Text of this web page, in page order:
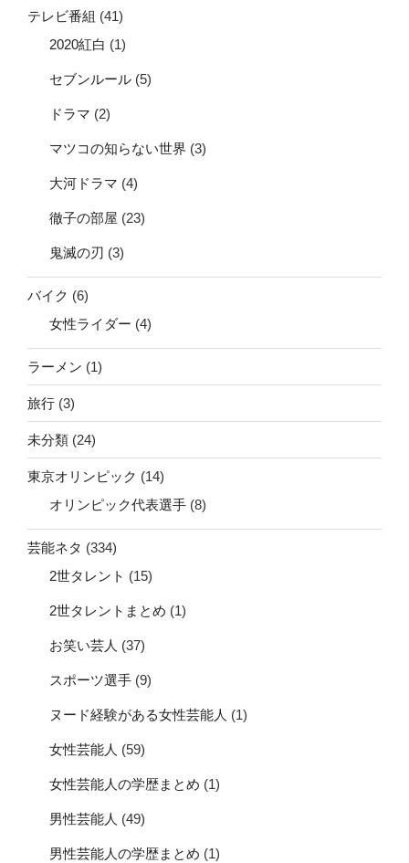
テレビ番組 (41)
2020紅白 (1)
セブンルール (5)
ドラマ (2)
マツコの知らない世界 (3)
大河ドラマ (4)
徹子の部屋 (23)
鬼滅の刃 (3)
バイク (6)
女性ライダー (4)
ラーメン (1)
旅行 (3)
未分類 (24)
東京オリンピック (14)
オリンピック代表選手 (8)
芸能ネタ (334)
2世タレント (15)
2世タレントまとめ (1)
お笑い芸人 (37)
スポーツ選手 (9)
ヌード経験がある女性芸能人 (1)
女性芸能人 (59)
女性芸能人の学歴まとめ (1)
男性芸能人 (49)
男性芸能人の学歴まとめ (1)